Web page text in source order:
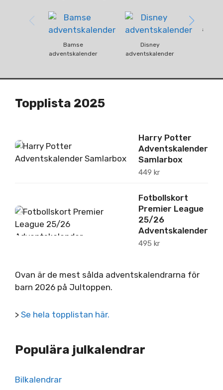
Bamse
adventskalender
Disney
adventskalender
Topplista 2025
1
Harry Potter
Adventskalender
Samlarbox
449 kr
2
Fotbollskort
Premier League
25/26
Adventskalender
495 kr
Ovan är de mest sålda adventskalendrarna för
barn 2026 på Jultoppen.
> Se hela topplistan här.
Populära julkalendrar
Bilkalendrar